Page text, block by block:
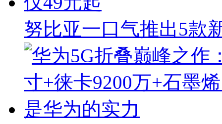
努比亚一口气推出5款